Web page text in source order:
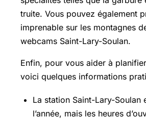
truite. Vous pouvez également
imprenable sur les montagnes
webcams Saint-Lary-Soulan.
Enfin, pour vous aider à
voici quelques informations
La station Saint-Lary-Soulan
l’année, mais les heures